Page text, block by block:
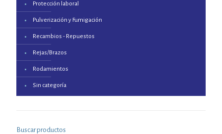
Protección laboral
Pulverización y Fumigación
Recambios - Repuestos
Rejas/Brazos
Rodamientos
Sin categoría
Buscar productos